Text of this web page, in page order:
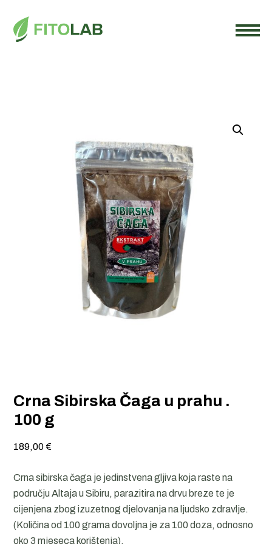
Crna Sibirska Čaga u prahu .
100 g
189,00 €
Crna sibirska čaga je jedinstvena gljiva koja raste na
području Altaja u Sibiru, parazitira na drvu breze te je
cijenjena zbog izuzetnog djelovanja na ljudsko zdravlje.
(Količina od 100 grama dovoljna je za 100 doza, odnosno
oko 3 mjeseca korištenja).